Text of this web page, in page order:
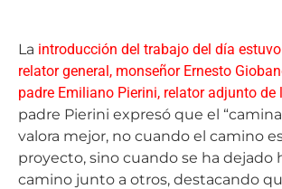
La introducción del trabajo del día
relator general, monseñor Ernesto
padre Emiliano Pierini, relator adjunto de
padre Pierini expresó que el
valora mejor, no cuando el camino
proyecto, sino cuando se ha dejado
camino junto a otros, destacando